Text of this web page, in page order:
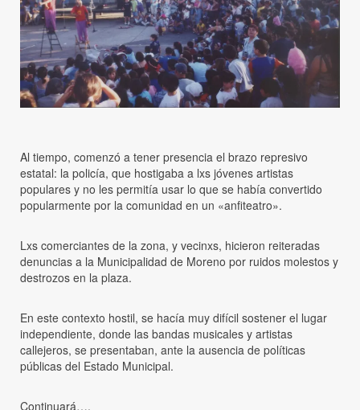
Al tiempo, comenzó a tener presencia el brazo represivo
estatal: la policía, que hostigaba a lxs jóvenes artistas
populares y no les permitía usar lo que se había convertido
popularmente por la comunidad en un «anfiteatro».
Lxs comerciantes de la zona, y vecinxs, hicieron reiteradas
denuncias a la Municipalidad de Moreno por ruidos molestos y
destrozos en la plaza.
En este contexto hostil, se hacía muy difícil sostener el lugar
independiente, donde las bandas musicales y artistas
callejeros, se presentaban, ante la ausencia de políticas
públicas del Estado Municipal.
Continuará….